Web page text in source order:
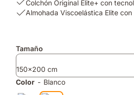
Canapé
capacidad
almacenaje
y
apertura
2:
con
AirGrid
para
Colchón Original Elite+ con
USP
Elite
AirGrid®
y
Almohada Viscoelástica Elite
Complementos
Tamaño
150x200 cm
Color - Blanco